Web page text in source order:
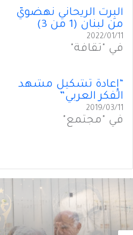
أَلْبِرتْ الريحاني نهضَويٌّ
من لبنان (1 من 3)
2022/01/11
في "ثقافة"
“إِعادةُ تشكيل مشهد
الفكر العربي”
2019/03/11
في "مجتمع"